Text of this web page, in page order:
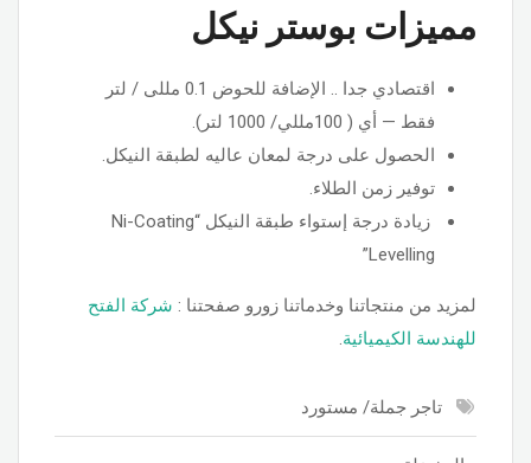
مميزات بوستر نيكل
اقتصادي جدا .. الإضافة للحوض 0.1 مللى / لتر
فقط — أي ( 100مللي/ 1000 لتر).
الحصول على درجة لمعان عاليه لطبقة النيكل.
توفير زمن الطلاء.
زيادة درجة إستواء طبقة النيكل “Ni-Coating
Levelling”
لمزيد من منتجاتنا وخدماتنا زورو صفحتنا : شركة الفتح
للهندسة الكيميائية.
تاجر جملة/ مستورد